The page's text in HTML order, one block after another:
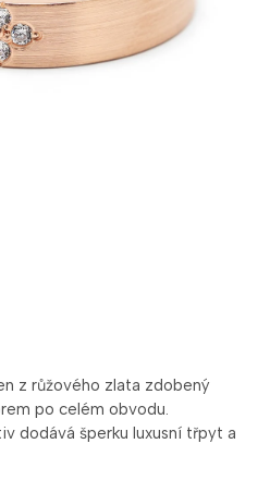
z růžového zlata zdobený
po celém obvodu.
dodává šperku luxusní třpyt a